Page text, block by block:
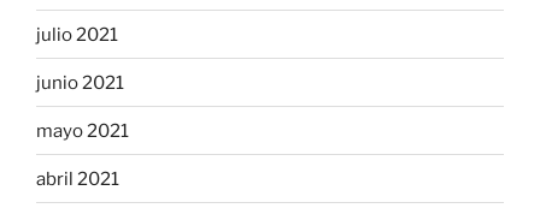
julio 2021
junio 2021
mayo 2021
abril 2021